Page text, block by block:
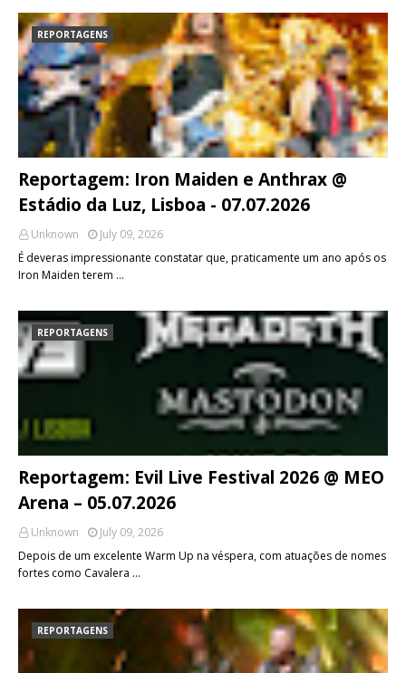
REPORTAGENS
Reportagem: Iron Maiden e Anthrax @
Estádio da Luz, Lisboa - 07.07.2026
Unknown
July 09, 2026
É deveras impressionante constatar que, praticamente um ano após os
Iron Maiden terem …
REPORTAGENS
Reportagem: Evil Live Festival 2026 @ MEO
Arena – 05.07.2026
Unknown
July 09, 2026
Depois de um excelente Warm Up na véspera, com atuações de nomes
fortes como Cavalera …
REPORTAGENS